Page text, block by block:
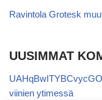
Ravintola Grotesk
UUSIMMAT
viinien ytimessä